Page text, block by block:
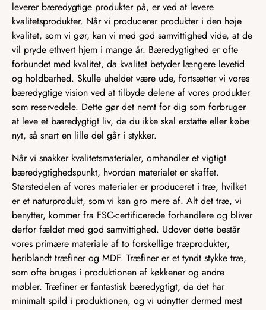
leverer bæredygtige produkter på, er ved at levere
kvalitetsprodukter. Når vi producerer produkter i den høje
kvalitet, som vi gør, kan vi med god samvittighed vide, at de
vil pryde ethvert hjem i mange år. Bæredygtighed er ofte
forbundet med kvalitet, da kvalitet betyder længere levetid
og holdbarhed. Skulle uheldet være ude, fortsætter vi vores
bæredygtige vision ved at tilbyde delene af vores produkter
som reservedele. Dette gør det nemt for dig som forbruger
at leve et bæredygtigt liv, da du ikke skal erstatte eller købe
nyt, så snart en lille del går i stykker.
Når vi snakker kvalitetsmaterialer, omhandler et vigtigt
bæredygtighedspunkt, hvordan materialet er skaffet.
Størstedelen af vores materialer er produceret i træ, hvilket
er et naturprodukt, som vi kan gro mere af. Alt det træ, vi
benytter, kommer fra FSC-certificerede forhandlere og bliver
derfor fældet med god samvittighed. Udover dette består
vores primære materiale af to forskellige træprodukter,
heriblandt træfiner og MDF. Træfiner er et tyndt stykke træ,
som ofte bruges i produktionen af køkkener og andre
møbler. Træfiner er fantastisk bæredygtigt, da det har
minimalt spild i produktionen, og vi udnytter dermed mest